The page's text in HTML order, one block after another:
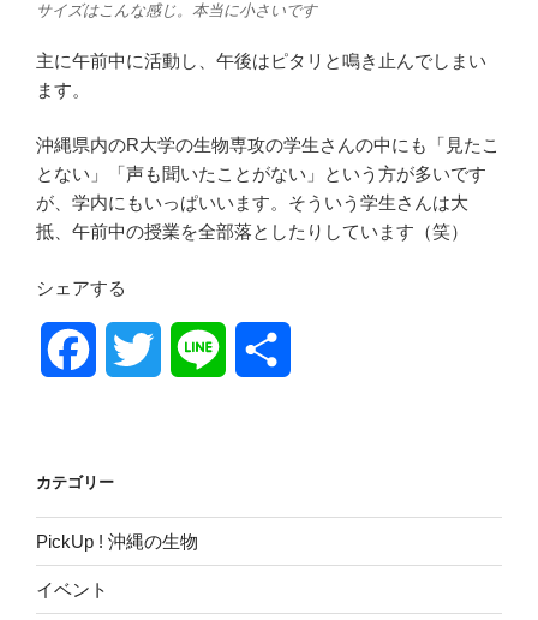
サイズはこんな感じ。本当に小さいです
主に午前中に活動し、午後はピタリと鳴き止んでしまい
ます。
沖縄県内のR大学の生物専攻の学生さんの中にも「見たこ
とない」「声も聞いたことがない」という方が多いです
が、学内にもいっぱいいます。そういう学生さんは大
抵、午前中の授業を全部落としたりしています（笑）
シェアする
e
b
t
t
e
カテゴリー
PickUp ! 沖縄の生物
イベント